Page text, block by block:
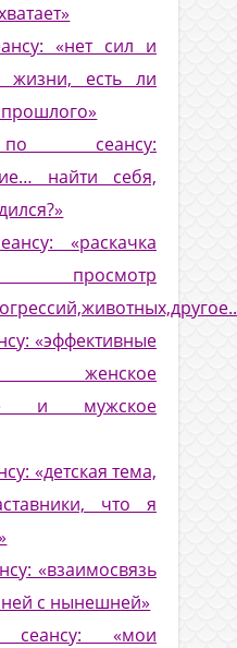
«нет сил и
жизни, есть ли
сеансу:
найти себя,
«раскачка
просмотр
«эффективные
женское
и мужское
«детская тема,
что я
«взаимосвязь
с нынешней»
«мои